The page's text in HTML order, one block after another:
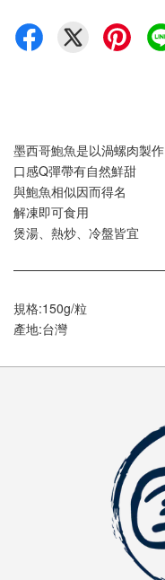
墨西哥鮑魚是以渦螺肉製作
口感Q彈帶有自然鮮甜
與鮑魚相似因而得名
解凍即可食用
煲湯、熱炒、冷盤皆宜
規格:150g/粒
產地:台灣